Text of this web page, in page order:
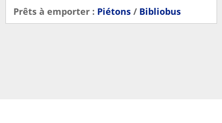
Prêts à emporter : Piétons/ Bibliobus